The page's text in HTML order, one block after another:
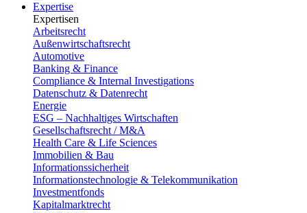
Expertise
Expertisen
Arbeitsrecht
Außenwirtschaftsrecht
Automotive
Banking & Finance
Compliance & Internal Investigations
Datenschutz & Datenrecht
Energie
ESG – Nachhaltiges Wirtschaften
Gesellschaftsrecht / M&A
Health Care & Life Sciences
Immobilien & Bau
Informationssicherheit
Informationstechnologie & Telekommunikation
Investmentfonds
Kapitalmarktrecht